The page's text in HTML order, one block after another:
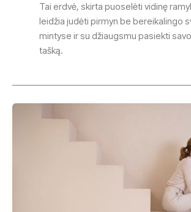
Tai erdvė, skirta puoselėti vidinę
leidžia judėti pirmyn be bereikalingo
mintyse ir su džiaugsmu pasiekti
tašką.